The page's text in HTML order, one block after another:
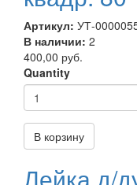
Артикул: УТ-
В наличии: 2
400,00 руб.
Quantity
В корзину